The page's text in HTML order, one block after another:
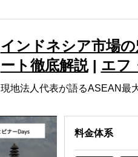
インドネシア市場
ート徹底解説| エフ
現地法人代表が語るASEAN最
料金体系